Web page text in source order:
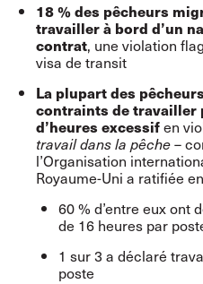
18 % des pêcheurs
travailler à bord d’un
contrat, une violation
visa de transit
La plupart des
contraints de travailler
d’heures excessifen
travail dans la pêche–
l’Organisation
Royaume-Uni a ratifiée
60 % d’entre eux ont
de 16 heures par
1 sur 3 a déclaré
poste